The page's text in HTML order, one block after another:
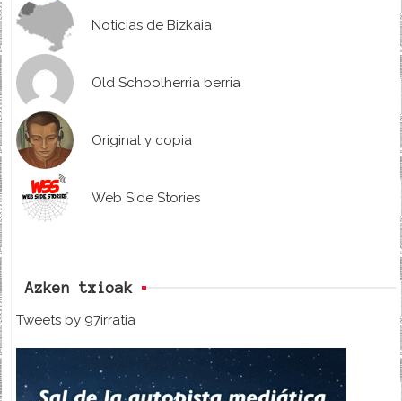
Noticias de Bizkaia
Old Schoolherria berria
Original y copia
Web Side Stories
Azken txioak
Tweets by 97irratia